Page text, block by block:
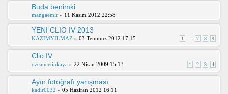
Buda benimki
mangaemir » 11 Kasım 2012 22:58
YENI CLIO IV 2013
1 7 8 9
KAZIMYILMAZ » 03 Temmuz 2012 17:15
Clio IV
1 2 3 4
ozcancetinkaya » 22 Nisan 2009 15:13
Ayın fotoğrafı yarışması
kadir0032 » 05 Haziran 2012 16:11